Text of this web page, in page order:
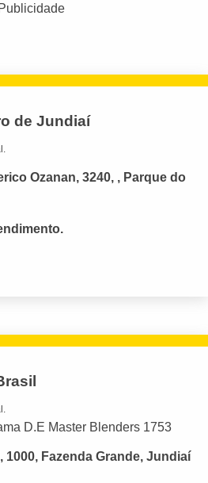
Publicidade
de Jundiaí
Ozanan, 3240, , Parque do
D.E Master Blenders 1753
Fazenda Grande, Jundiaí